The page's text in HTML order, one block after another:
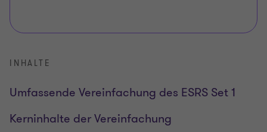
INHALTE
Umfassende Vereinfachung des ESRS Set 1
Kerninhalte der Vereinfachung